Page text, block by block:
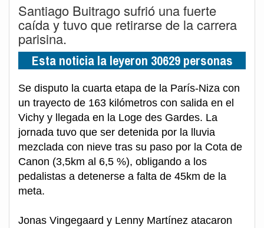
Santiago Buitrago sufrió una fuerte
caída y tuvo que retirarse de la carrera
parisina.
Esta noticia la leyeron 30629 personas
Se disputo la cuarta etapa de la París-Niza con
un trayecto de 163 kilómetros con salida en el
Vichy y llegada en la Loge des Gardes. La
jornada tuvo que ser detenida por la lluvia
mezclada con nieve tras su paso por la Cota de
Canon (3,5km al 6,5 %), obligando a los
pedalistas a detenerse a falta de 45km de la
meta.
Jonas Vingegaard y Lenny Martínez atacaron